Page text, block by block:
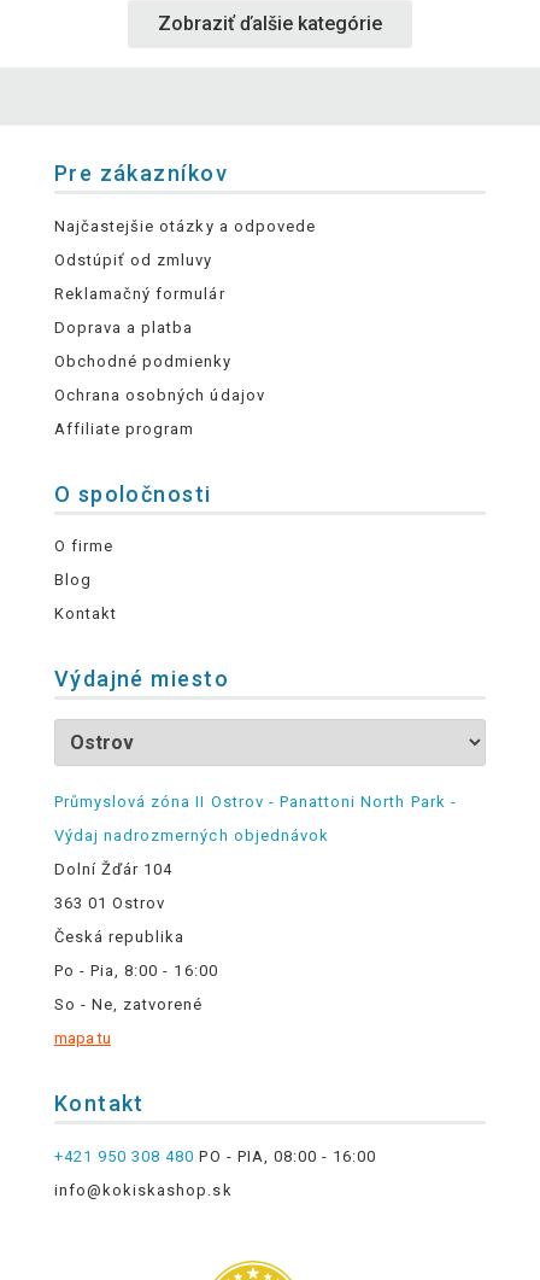
Zobraziť ďalšie kategórie
Pre zákazníkov
Najčastejšie otázky a odpovede
Odstúpiť od zmluvy
Reklamačný formulár
Doprava a platba
Obchodné podmienky
Ochrana osobných údajov
Affiliate program
O spoločnosti
O firme
Blog
Kontakt
Výdajné miesto
Průmyslová zóna II Ostrov - Panattoni North Park -
Výdaj nadrozmerných objednávok
Dolní Žďár 104
363 01 Ostrov
Česká republika
Po - Pia, 8:00 - 16:00
So - Ne, zatvorené
mapa tu
Kontakt
+421 950 308 480 PO - PIA, 08:00 - 16:00
info@kokiskashop.sk